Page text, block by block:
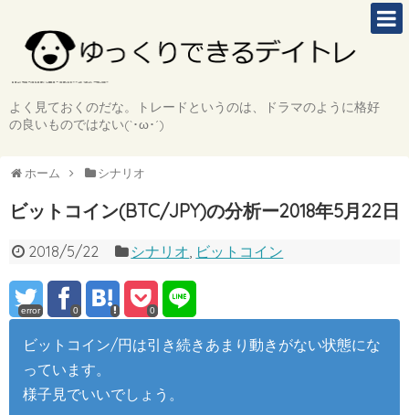
よく見ておくのだな。トレードというのは、ドラマのように格好
の良いものではない(`･ω･´)
ホーム シナリオ
ビットコイン(BTC/JPY)の分析ー2018年5月22日
2018/5/22 シナリオ ビットコイン
error 0 0
ビットコイン/円は引き続きあまり動きがない状態にな
っています。
様子見でいいでしょう。